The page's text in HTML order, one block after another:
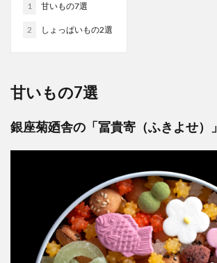
1 甘いもの7選
2 しょっぱいもの2選
甘いもの7選
銀座菊廼舎の「冨貴寄（ふきよせ）」